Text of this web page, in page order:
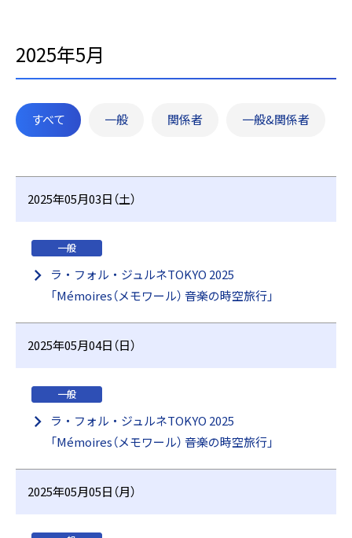
2025年5月
すべて 一般 関係者 一般&関係者
2025年05月03日（土）
一般
ラ・フォル・ジュルネTOKYO 2025
「Mémoires（メモワール） ――音楽の時空旅行」
2025年05月04日（日）
一般
ラ・フォル・ジュルネTOKYO 2025
「Mémoires（メモワール） ――音楽の時空旅行」
2025年05月05日（月）